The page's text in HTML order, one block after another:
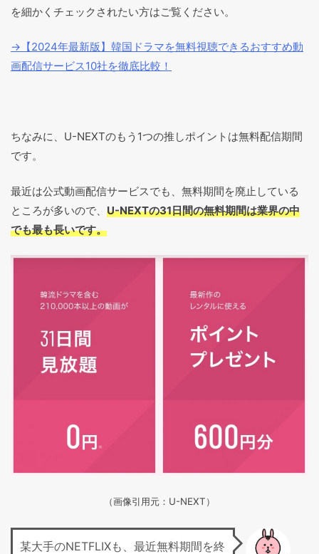
を細かくチェックされたい方はご覧ください。
→【2024年最新版】韓国ドラマを無料視聴できるおすすめ動
画配信サービス10社を徹底比較！
ちなみに、U-NEXTのもう1つの推しポイントは無料配信期間
です。
最近は公式動画配信サービスでも、無料期間を廃止している
ところが多いので、 U-NEXTの31日間の無料期間は業界の中
でも最も長いです。
（画像引用元：U-NEXT）
某大手のNETFLIXも、最近無料期間を終